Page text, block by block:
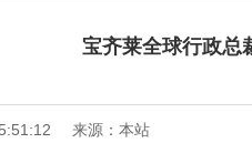
宝齐莱全球行政
来源：本站